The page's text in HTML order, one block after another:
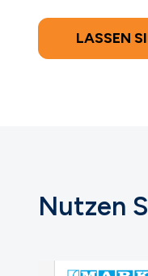
LASSEN
Nutzen